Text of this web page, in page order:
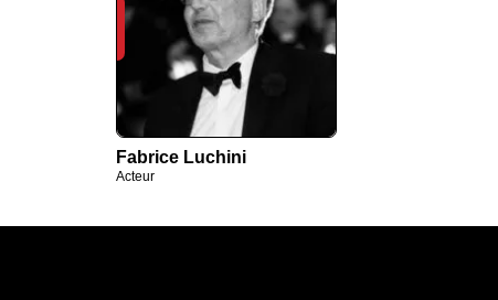
Fabrice Luchini
Acteur